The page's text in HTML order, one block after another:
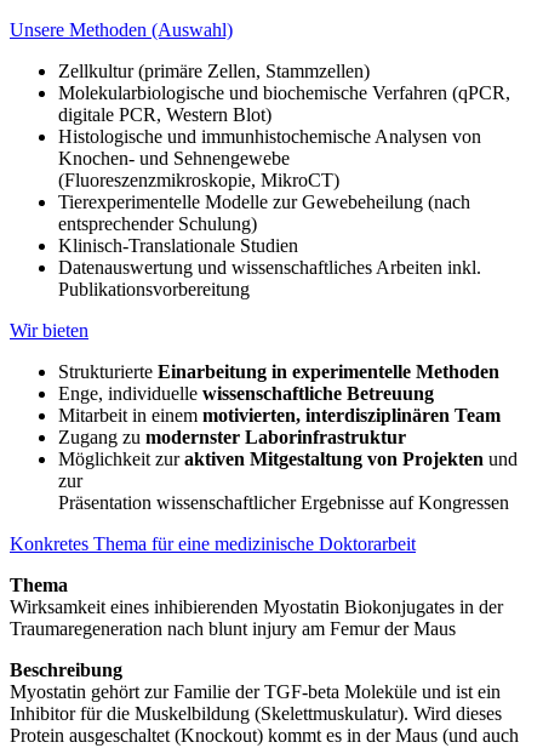
Unsere Methoden (Auswahl)
Zellkultur (primäre Zellen, Stammzellen)
Molekularbiologische und biochemische Verfahren (qPCR,
digitale PCR, Western Blot)
Histologische und immunhistochemische Analysen von
Knochen- und Sehnengewebe
(Fluoreszenzmikroskopie, MikroCT)
Tierexperimentelle Modelle zur Gewebeheilung (nach
entsprechender Schulung)
Klinisch-Translationale Studien
Datenauswertung und wissenschaftliches Arbeiten inkl.
Publikationsvorbereitung
Wir bieten
Strukturierte Einarbeitung in experimentelle Methoden
Enge, individuelle wissenschaftliche Betreuung
Mitarbeit in einem motivierten, interdisziplinären Team
Zugang zu modernster Laborinfrastruktur
Möglichkeit zuraktiven Mitgestaltung von Projekten und
zur
Präsentation wissenschaftlicher Ergebnisse auf Kongressen
Konkretes Thema für eine medizinische Doktorarbeit
Thema
Wirksamkeit eines inhibierenden Myostatin Biokonjugates in der
Traumaregeneration nach blunt injury am Femur der Maus
Beschreibung
Myostatin gehört zur Familie der TGF-beta Moleküle und ist ein
Inhibitor für die Muskelbildung (Skelettmuskulatur). Wird dieses
Protein ausgeschaltet (Knockout) kommt es in der Maus (und auch